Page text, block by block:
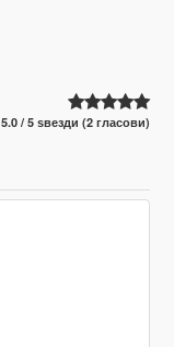
5.0 / 5 ѕвезди (2 гласови)